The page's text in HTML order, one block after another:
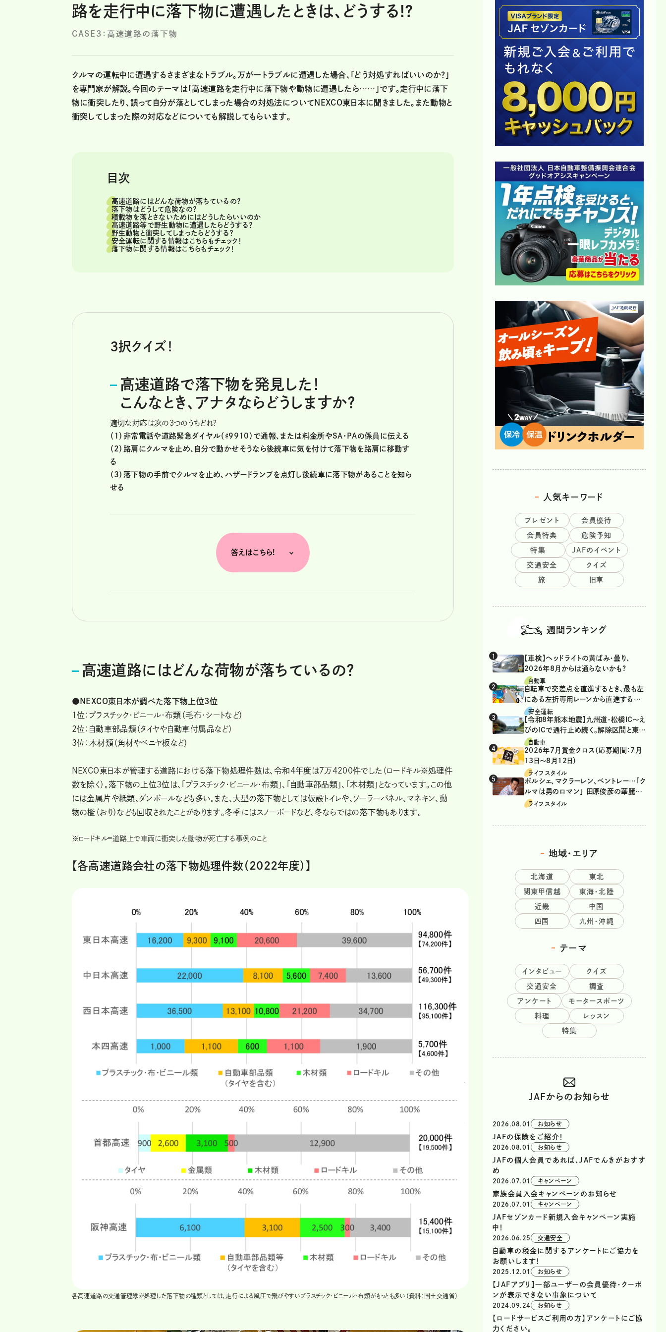
路を走行中に落下物に遭遇したときは、どうする!?
CASE3：高速道路の落下物
クルマの運転中に遭遇するさまざまなトラブル。万が一トラブルに遭遇した場合、「どう対処すればいいのか？」
を専門家が解説。今回のテーマは「高速道路を走行中に落下物や動物に遭遇したら……」です。走行中に落下
物に衝突したり、誤って自分が落としてしまった場合の対処法についてNEXCO東日本に聞きました。また動物と
衝突してしまった際の対応などについても解説してもらいます。
目次
高速道路にはどんな荷物が落ちているの？
落下物はどうして危険なの？
積載物を落とさないためにはどうしたらいいのか
高速道路等で野生動物に遭遇したらどうする？
野生動物と衝突してしまったらどうする？
安全運転に関する情報はこちらもチェック！
落下物に関する情報はこちらもチェック！
3択クイズ！
高速道路で落下物を発見した！
こんなとき、アナタならどうしますか？
適切な対応は次の３つのうちどれ？
（1）非常電話や道路緊急ダイヤル（♯9910）で通報、または料金所やSA･PAの係員に伝える
（2）路肩にクルマを止め、自分で動かせそうなら後続車に気を付けて落下物を路肩に移動す
る
（3）落下物の手前でクルマを止め、ハザードランプを点灯し後続車に落下物があることを知ら
せる
答えはこちら!
高速道路にはどんな荷物が落ちているの？
●NEXCO東日本が調べた落下物上位3位
1位：プラスチック・ビニール・布類（毛布・シートなど）
2位：自動車部品類（タイヤや自動車付属品など）
3位：木材類（角材やベニヤ板など）
NEXCO東日本が管理する道路における落下物処理件数は、令和4年度は7万4200件でした（ロードキル※処理件
数を除く）。落下物の上位3位は、「プラスチック・ビニール・布類」、「自動車部品類」、「木材類」となっています。この他
には金属片や紙類、ダンボールなども多い。また、大型の落下物としては仮設トイレや、ソーラーパネル、マネキン、動
物の檻（おり）なども回収されたことがあります。冬季にはスノーボードなど、冬ならではの落下物もあります。
※ ロードキル=道路上で車両に衝突した動物が死亡する事例のこと
【各高速道路会社の落下物処理件数（2022年度）】
各高速道路の交通管理隊が処理した落下物の種類としては、走行による風圧で飛びやすいプラスチック・ビニール・布類がもっとも多い（資料：国土交通省）
人気キーワード
プレゼント 会員優待
会員特典 危険予知
特集 JAFのイベント
交通安全 クイズ
旅 旧車
週間ランキング
【車検】ヘッドライトの黄ばみ・曇り、
2026年8月からは通らないかも?
自動車
自転車で交差点を直進するとき、最も左
にある左折専用レーンから直進するの
は、違反？
安全運転
【令和8年熊本地震】九州道・松橋IC～え
びのICで通行止め続く。解除区間と東九
州道の迂回ルート
自動車
2026年7月賞金クロス（応募期間：7月
13日～8月12日）
ライフスタイル
ポルシェ、マクラーレン、ベントレー…「ク
ルマは男のロマン」 田原俊彦の華麗な
る愛車遍歴
ライフスタイル
地域・エリア
北海道 東北
関東甲信越 東海・北陸
近畿 中国
四国 九州・沖縄
テーマ
インタビュー クイズ
交通安全 調査
アンケート モータースポーツ
料理 レッスン
特集
JAFからのお知らせ
2026.08.01 お知らせ
JAFの保険をご紹介！
2026.08.01 お知らせ
JAFの個人会員であれば、JAFでんきがおすす
め
2026.07.01 キャンペーン
家族会員入会キャンペーンのお知らせ
2026.07.01 キャンペーン
JAFセゾンカード新規入会キャンペーン実施
中！
2026.06.25 交通安全
自動車の税金に関するアンケートにご協力を
お願いします！
2025.12.01 お知らせ
【JAFアプリ】一部ユーザーの会員優待・クーポ
ンが表示できない事象について
2024.09.24 お知らせ
【ロードサービスご利用の方】アンケートにご協
力ください。